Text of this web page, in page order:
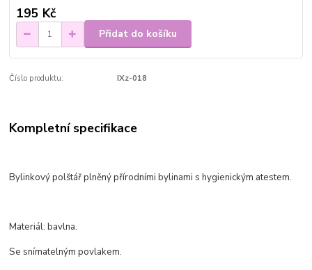
195 Kč
Přidat do košíku
Číslo produktu: IXz-018
Kompletní specifikace
Bylinkový polštář plněný přírodními bylinami s hygienickým atestem.
Materiál: bavlna.
Se snímatelným povlakem.